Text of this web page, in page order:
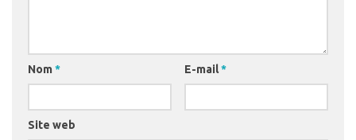
Nom * E-mail*
Site web